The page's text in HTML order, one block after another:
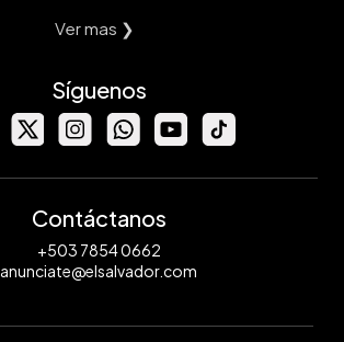
Ver mas ❯
Síguenos
Contáctanos
+503 7854 0662
anunciate@elsalvador.com